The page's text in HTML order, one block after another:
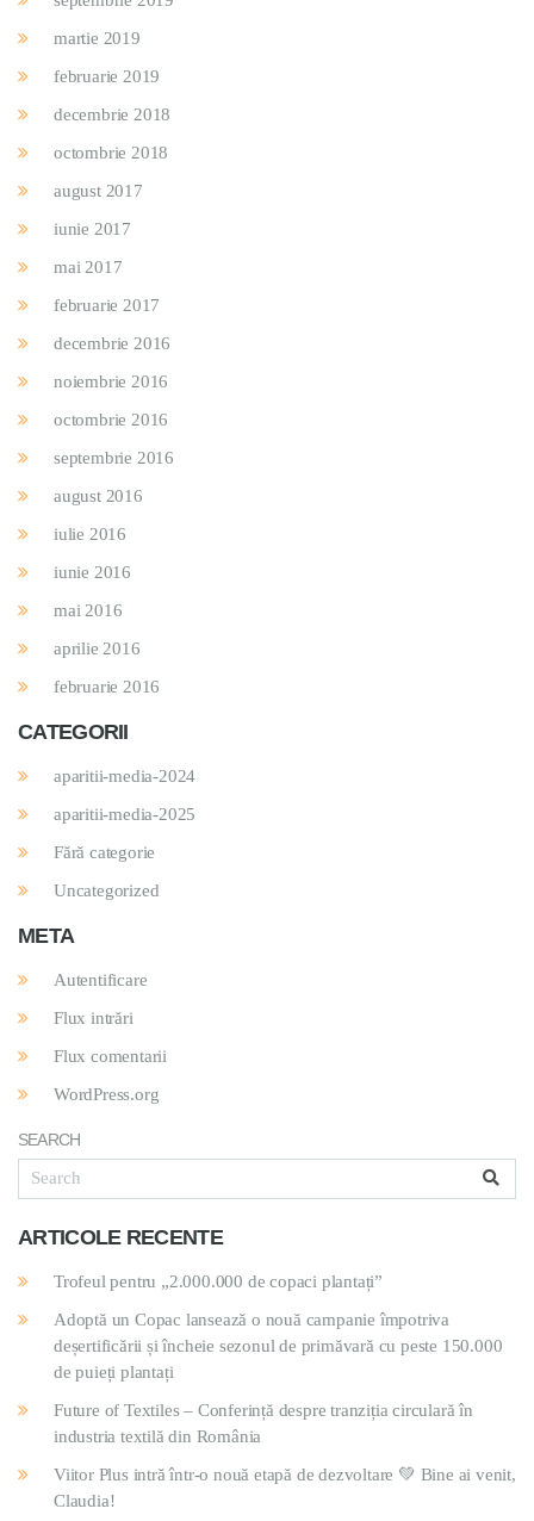
martie 2019
februarie 2019
decembrie 2018
octombrie 2018
august 2017
iunie 2017
mai 2017
februarie 2017
decembrie 2016
noiembrie 2016
octombrie 2016
septembrie 2016
august 2016
iulie 2016
iunie 2016
mai 2016
aprilie 2016
februarie 2016
CATEGORII
aparitii-media-2024
aparitii-media-2025
Fără categorie
Uncategorized
META
Autentificare
Flux intrări
Flux comentarii
WordPress.org
SEARCH
ARTICOLE RECENTE
Trofeul pentru „2.000.000 de copaci plantați”
Adoptă un Copac lansează o nouă campanie împotriva
deșertificării și încheie sezonul de primăvară cu peste 150.000
de puieți plantați
Future of Textiles – Conferință despre tranziția circulară în
industria textilă din România
Viitor Plus intră într-o nouă etapă de dezvoltare 💚 Bine ai venit,
Claudia!